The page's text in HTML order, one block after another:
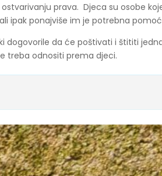
prava. Djeca su osobe
ipak ponajviše im je potrebna
dogovorile da će poštivati i štititi
treba odnositi prema djeci.